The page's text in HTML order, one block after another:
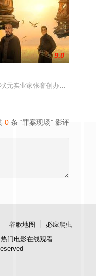
哲学和生
缘巧合相遇。一人背负过往伤
9.0
元实业家张謇创办大生企业，
0 条 “罪案现场” 影评
谷歌地图
必应爬虫
门电影在线观看